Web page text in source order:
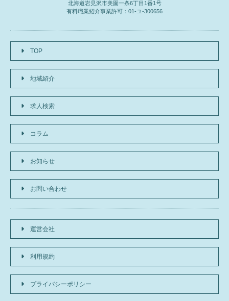
北海道岩見沢市美園一条6丁目1番1号
有料職業紹介事業許可：01-ユ-300656
TOP
地域紹介
求人検索
コラム
お知らせ
お問い合わせ
運営会社
利用規約
プライバシーポリシー